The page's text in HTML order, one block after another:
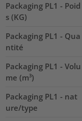
Packaging PL1 - Poid
s (KG)
Packaging PL1 - Qua
ntité
Packaging PL1 - Volu
me (m³)
Packaging PL1 - nat
ure/type